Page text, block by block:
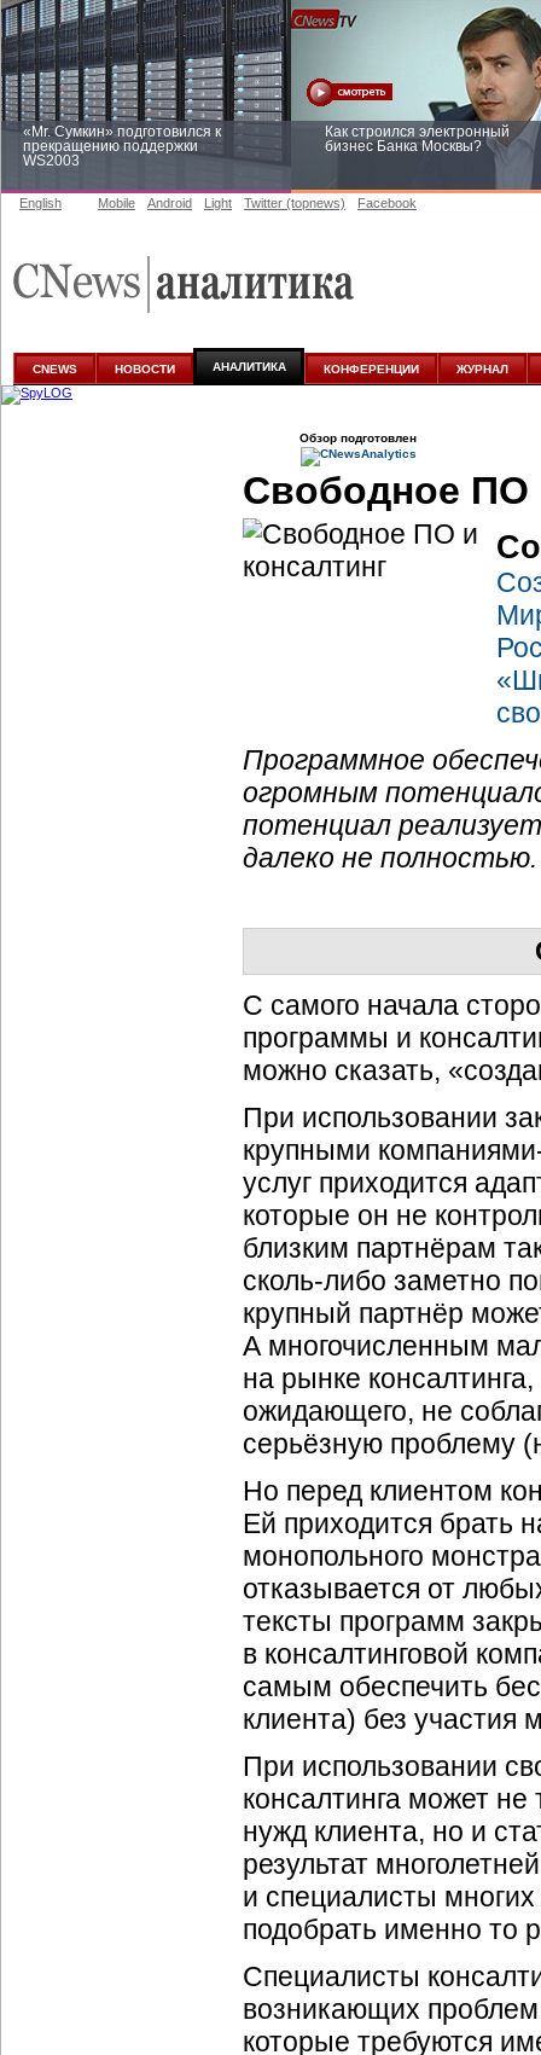
«Mr. Сумкин» подготовился к
прекращению поддержки
WS2003
Как строился электронный
бизнес Банка Москвы?
аналитике
English Mobile Android Light Twitter (topnews) Facebook
CNEWS НОВОСТИ АНАЛИТИКА КОНФЕРЕНЦИИ ЖУРНАЛ
Обзор подготовлен
Свободное ПО
Программное
огромным
потенциал
далеко не полностью.
С самого начала
программы и
можно сказать,
При использовании
крупными
услуг приходится
которые он не
близким партнёрам
сколь-либо заметно
крупный партнёр
А многочисленным
на рынке
ожидающего, не
серьёзную проблему
Но перед клиентом
Ей приходится брать
монопольного
отказывается от
тексты программ
в консалтинговой
самым обеспечить
клиента) без участия
При использовании
консалтинга может
нужд клиента, но и
результат
и специалисты
подобрать именно то
Специалисты
возникающих
которые требуются